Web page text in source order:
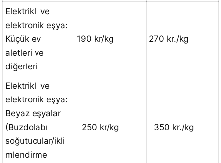
Elektrikli ve
elektronik eşya:
Küçük ev
aletleri ve
diğerleri
190 kr/kg 270 kr./kg
Elektrikli ve
elektronik eşya:
Beyaz eşyalar
(Buzdolabı
soğutucular/ikli
mlendirme
250 kr/kg 350 kr./kg